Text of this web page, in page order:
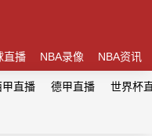
直播 NBA录像 NBA资讯
甲直播 德甲直播 世界杯